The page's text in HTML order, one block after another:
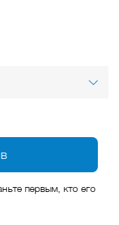
первым, кто его